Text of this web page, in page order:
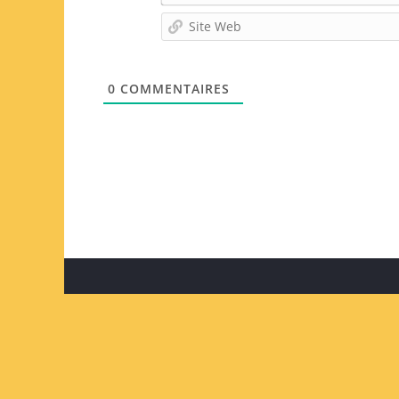
0 COMMENTAIRES